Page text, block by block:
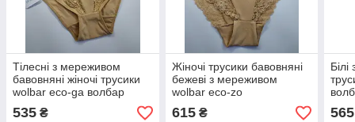
Тілесні з мереживом
бавовняні жіночі трусики
wolbar eco-ga волбар
розмір XL
535 ₴
Жіночі трусики бавовняні
бежеві з мереживом
wolbar eco-zo
615₴ 565